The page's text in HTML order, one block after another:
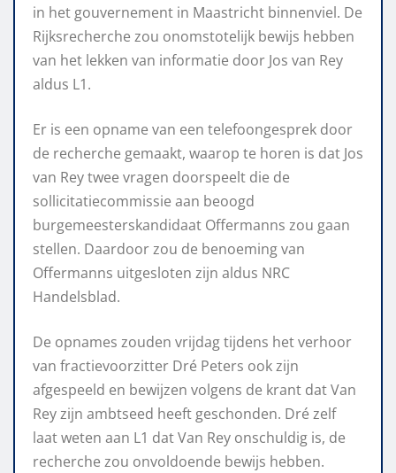
in het gouvernement in Maastricht binnenviel. De
Rijksrecherche zou onomstotelijk bewijs hebben
van het lekken van informatie door Jos van Rey
aldus L1.
Er is een opname van een telefoongesprek door
de recherche gemaakt, waarop te horen is dat Jos
van Rey twee vragen doorspeelt die de
sollicitatiecommissie aan beoogd
burgemeesterskandidaat Offermanns zou gaan
stellen. Daardoor zou de benoeming van
Offermanns uitgesloten zijn aldus NRC
Handelsblad.
De opnames zouden vrijdag tijdens het verhoor
van fractievoorzitter Dré Peters ook zijn
afgespeeld en bewijzen volgens de krant dat Van
Rey zijn ambtseed heeft geschonden. Dré zelf
laat weten aan L1 dat Van Rey onschuldig is, de
recherche zou onvoldoende bewijs hebben.